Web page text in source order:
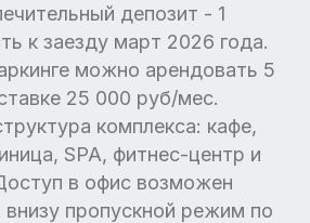
депозит - 1
к заезду март 2026 года.
можно арендовать 5
25 000 руб/мес.
комплекса: кафе,
SPA, фитнес-центр и
в офис возможен
внизу пропускной режим по